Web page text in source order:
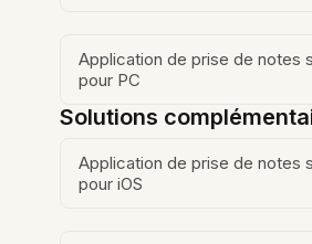
Application de prise de notes
pour PC
Solutions
Application de prise de notes
pour iOS